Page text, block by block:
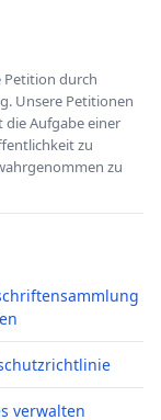
Petition durch
Unsere Petitionen
Aufgabe einer
zu
zu
verwalten